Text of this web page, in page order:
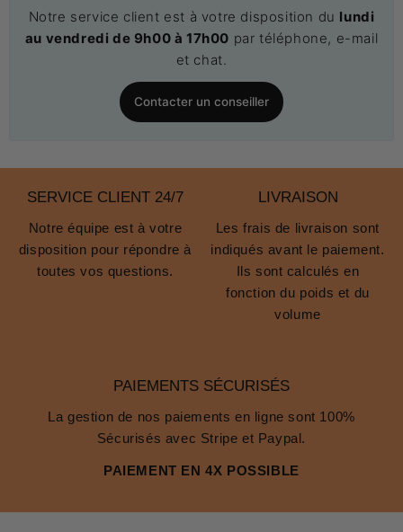
Notre service client est à votre disposition du lundi
au vendredi de 9h00 à 17h00 par téléphone, e-mail
et chat.
Contacter un conseiller
SERVICE CLIENT 24/7
Notre équipe est à votre
disposition pour répondre à
toutes vos questions.
LIVRAISON
Les frais de livraison sont
indiqués avant le paiement.
Ils sont calculés en
fonction du poids et du
volume
PAIEMENTS SÉCURISÉS
La gestion de nos paiements en ligne sont 100%
Sécurisés avec Stripe et Paypal.
PAIEMENT EN 4X POSSIBLE